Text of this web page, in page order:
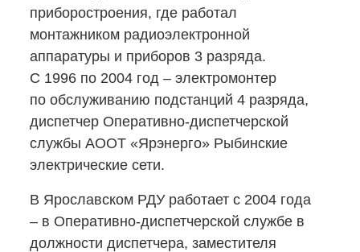
приборостроения, где работал
монтажником радиоэлектронной
аппаратуры и приборов 3 разряда.
С 1996 по 2004 год – электромонтер
по обслуживанию подстанций 4 разряда,
диспетчер Оперативно-диспетчерской
службы АООТ «Ярэнерго» Рыбинские
электрические сети.
В Ярославском РДУ работает с 2004 года
– в Оперативно-диспетчерской службе в
должности диспетчера, заместителя